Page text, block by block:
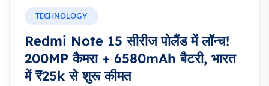
TECHNOLOGY
Redmi Note 15 सीरीज पोलैंड में लॉन्च!
200MP कैमरा + 6580mAh बैटरी, भारत
में ₹25k से शुरू कीमत​